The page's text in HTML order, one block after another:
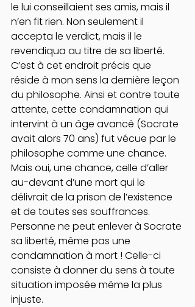
le lui conseillaient ses amis, mais il
n’en fit rien. Non seulement il
accepta le verdict, mais il le
revendiqua au titre de sa liberté.
C’est à cet endroit précis que
réside à mon sens la dernière leçon
du philosophe. Ainsi et contre toute
attente, cette condamnation qui
intervint à un âge avancé (Socrate
avait alors 70 ans) fut vécue par le
philosophe comme une chance.
Mais oui, une chance, celle d’aller
au-devant d’une mort qui le
délivrait de la prison de l’existence
et de toutes ses souffrances.
Personne ne peut enlever à Socrate
sa liberté, même pas une
condamnation à mort ! Celle-ci
consiste à donner du sens à toute
situation imposée même la plus
injuste.